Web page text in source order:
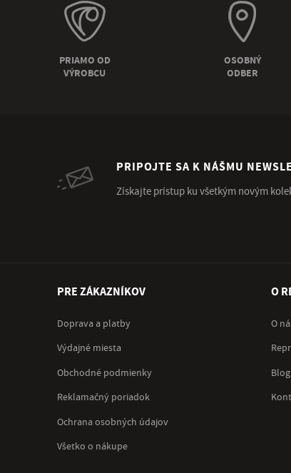
PRIAMO OD
VÝROBCU
OSOBNÝ
ODBER
PRIPOJTE SA K NÁŠMU
Získajte prístup ku všetkým novým
PRE ZÁKAZNÍKOV
Doprava a platby
Výdajné miesta
Obchodné podmienky
Reklamačný poriadok
Ochrana osobných údajov
Všetko o nákupe
O
O
Blog